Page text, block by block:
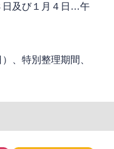
日及び１月４日…午
、特別整理期間、